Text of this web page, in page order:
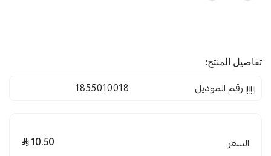
تفاصيل المنتج:
رقم الموديل 1855010018
السعر 10.50